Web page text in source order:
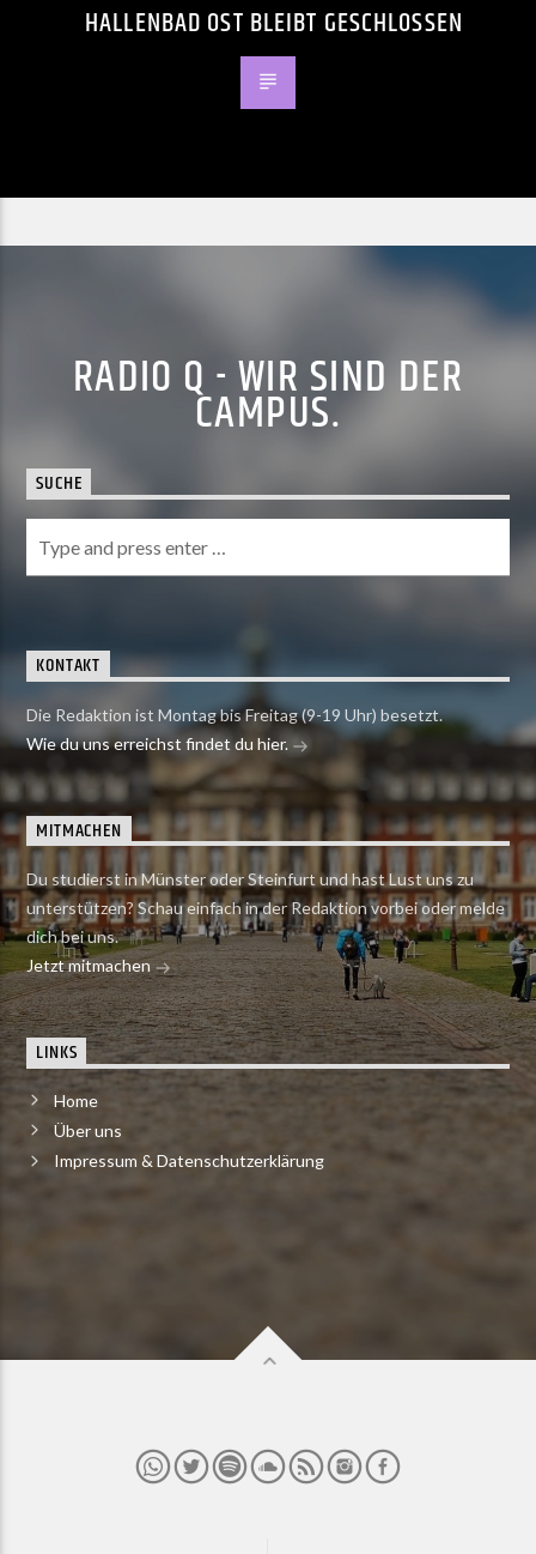
HALLENBAD OST BLEIBT GESCHLOSSEN
RADIO Q - WIR SIND DER
CAMPUS.
SUCHE
KONTAKT
Die Redaktion ist Montag bis Freitag (9-19 Uhr) besetzt.
Wie du uns erreichst findet du hier.
MITMACHEN
Du studierst in Münster oder Steinfurt und hast Lust uns zu
unterstützen? Schau einfach in der Redaktion vorbei oder melde
dich bei uns.
Jetzt mitmachen
LINKS
Home
Über uns
Impressum & Datenschutzerklärung